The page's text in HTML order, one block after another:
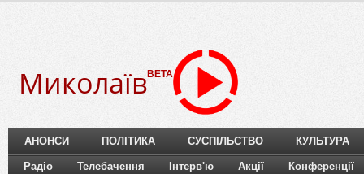
МиколаївBETA
АНОНСИ ПОЛІТИКА СУСПІЛЬСТВО КУЛЬТУРА
Радіо Телебачення Інтерв'ю Акції Конференції